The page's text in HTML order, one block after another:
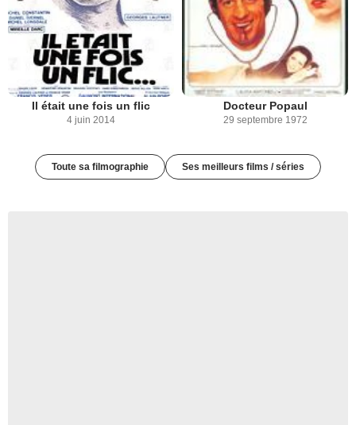
Il était une fois un flic
4 juin 2014
Docteur Popaul
29 septembre 1972
Toute sa filmographie Ses meilleurs films / séries